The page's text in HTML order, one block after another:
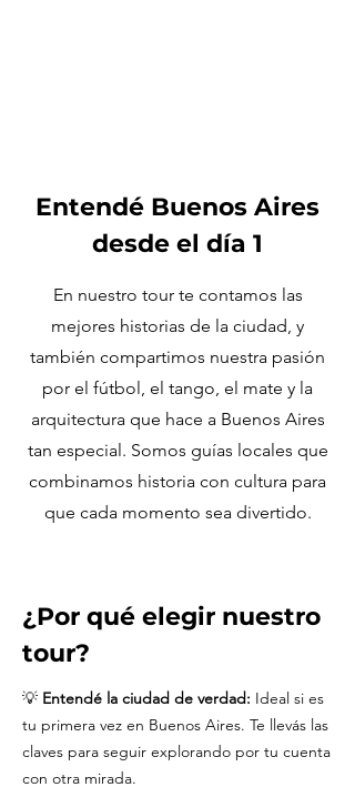
Entendé Buenos Aires
desde el día 1
En nuestro tour te contamos las
mejores historias de la ciudad, y
también compartimos nuestra pasión
por el fútbol, el tango, el mate y la
arquitectura que hace a Buenos Aires
tan especial. Somos guías locales que
combinamos historia con cultura para
que cada momento sea divertido.
¿Por qué elegir nuestro
tour?
💡 Entendé la ciudad de verdad: Ideal si es
tu primera vez en Buenos Aires. Te llevás las
claves para seguir explorando por tu cuenta
con otra mirada.